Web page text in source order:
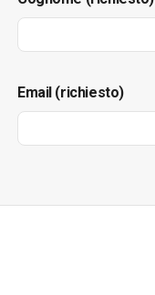
Email (richiesto)